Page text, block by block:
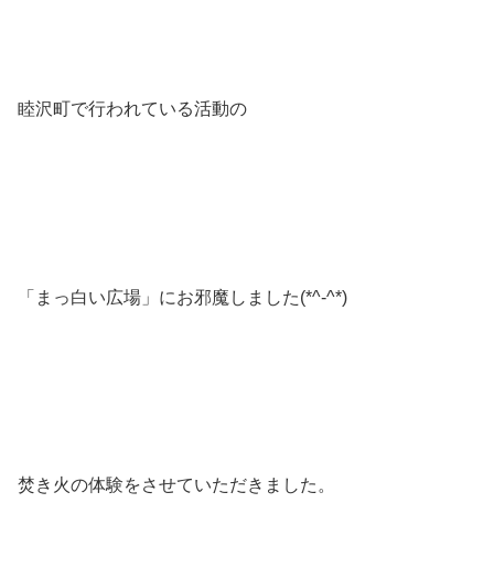
睦沢町で行われている活動の
「まっ白い広場」にお邪魔しました(*^-^*)
焚き火の体験をさせていただきました。